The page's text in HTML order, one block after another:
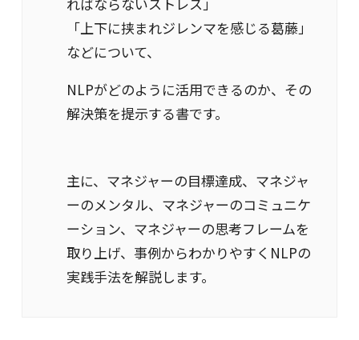
「上下に挟まれジレンマを感じる葛藤」
などについて、
NLPがどのように活用できるのか、その
解決策を提示する書です。
主に、マネジャーの目標達成、マネジャ
ーのメンタル、マネジャーのコミュニケ
ーション、マネジャーの思考フレームを
取り上げ、事例からわかりやすくNLPの
実践手法を解説します。